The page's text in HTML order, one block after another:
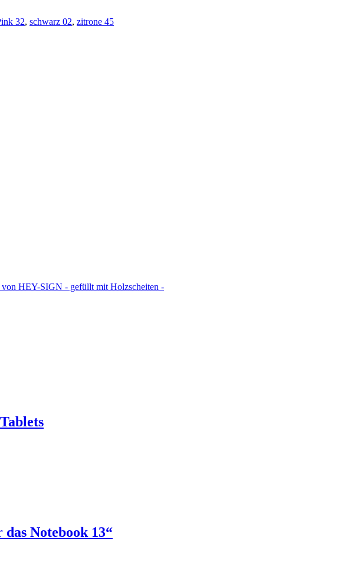
32, schwarz 02, zitrone 45
Notebook 13“